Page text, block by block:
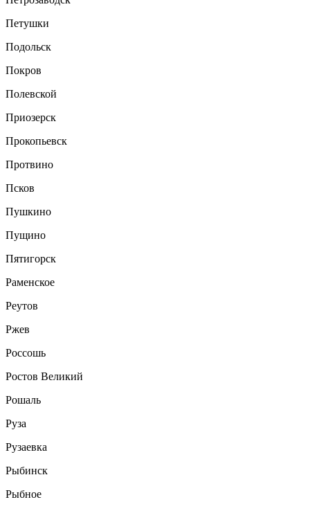
Петушки
Подольск
Покров
Полевской
Приозерск
Прокопьевск
Протвино
Псков
Пушкино
Пущино
Пятигорск
Раменское
Реутов
Ржев
Россошь
Ростов Великий
Рошаль
Руза
Рузаевка
Рыбинск
Рыбное